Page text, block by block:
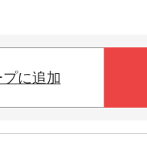
に追加